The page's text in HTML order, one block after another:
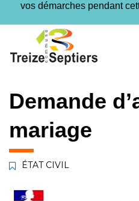
vos démarches pendant
contenu
pied
Demande
mariage
ÉTAT CIVIL